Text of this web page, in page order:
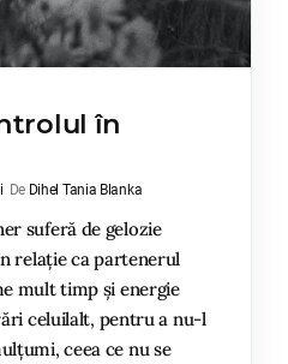
în
De Dihel Tania Blanka
suferă de gelozie
relație ca partenerul
mult timp și energie
celuilalt, pentru a nu-l
ceea ce nu se